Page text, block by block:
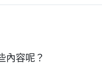
內容呢？